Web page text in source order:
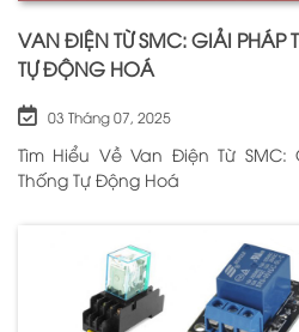
VAN ĐIỆN TỪ SMC: GIẢI PHÁP
TỰ ĐỘNG HOÁ
03 Tháng 07, 2025
Tìm Hiểu Về Van Điện Từ
Thống Tự Động Hoá